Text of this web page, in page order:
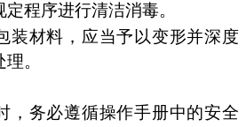
程序进行清洁消毒。
装材料，应当予以变形并深度
。
，务必遵循操作手册中的安全